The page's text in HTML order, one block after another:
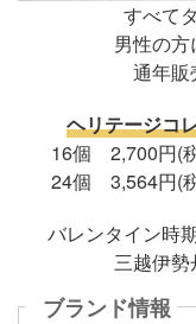
すべて
男性の
通年
ヘリテージコ
16個 2,700円(
24個 3,564円(
バレンタイン時
三越伊
ブランド情報